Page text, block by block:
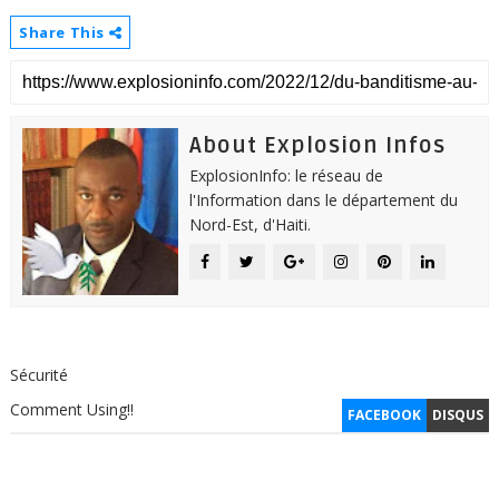
Share This
About Explosion Infos
ExplosionInfo: le réseau de
l'Information dans le département du
Nord-Est, d'Haiti.
Sécurité
FACEBOOK DISQUS
Comment Using!!